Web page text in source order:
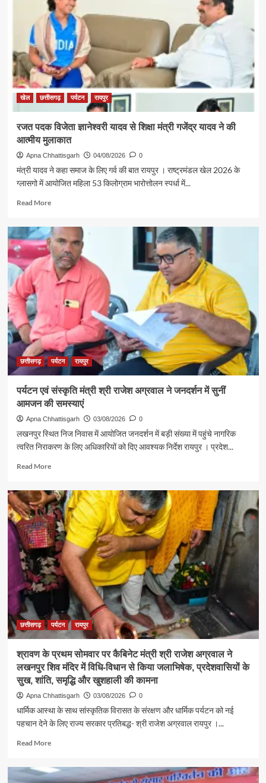
खेल छत्तीसगढ़ पर्यटन रायपुर
रजत पदक विजेता ज्ञानेश्वरी यादव से शिक्षा मंत्री गजेंद्र यादव ने की
आत्मीय मुलाकात
Apna Chhattisgarh 04/08/2026 0
मंत्री यादव ने कहा समाज के लिए गर्व की बात रायपुर । राष्ट्रमंडल खेल 2026 के
ग्लासगो में आयोजित महिला 53 किलोग्राम भारोत्तोलन स्पर्धा में...
Read MoreRead
रजत
पदक
विजेता
ज्ञानेश्वरी
यादव
मंत्री
गजेंद्र
यादव
ने
की
छत्तीसगढ़ पर्यटन रायपुर
पर्यटन एवं संस्कृति मंत्री श्री राजेश अग्रवाल ने जनदर्शन में सुनीं
आमजन की समस्याएं
Apna Chhattisgarh 03/08/2026 0
लखनपुर स्थित निज निवास में आयोजित जनदर्शन में बड़ी संख्या में पहुंचे नागरिक
त्वरित निराकरण के लिए अधिकारियों को दिए आवश्यक निर्देश रायपुर । प्रदेश...
Read MoreRead
पर्यटन
एवं
संस्कृति
मंत्री
श्री
राजेश
अग्रवाल
ने
जनदर्शन
सुनीं
आमजन
की
छत्तीसगढ़ पर्यटन रायपुर
श्रावण के प्रथम सोमवार पर कैबिनेट मंत्री श्री राजेश अग्रवाल ने
लखनपुर शिव मंदिर में विधि-विधान से किया जलाभिषेक, प्रदेशवासियों के
सुख, शांति, समृद्धि और खुशहाली की कामना
Apna Chhattisgarh 03/08/2026 0
धार्मिक आस्था के साथ सांस्कृतिक विरासत के संरक्षण और धार्मिक पर्यटन को नई
पहचान देने के लिए राज्य सरकार प्रतिबद्ध- श्री राजेश अग्रवाल रायपुर ।...
Read MoreRead
श्रावण